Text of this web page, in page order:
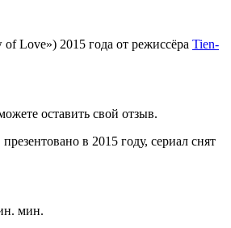
Love») 2015 года от режиссёра Tien-
оставить свой отзыв.
презентовано в 2015 году, сериал снят
мин.